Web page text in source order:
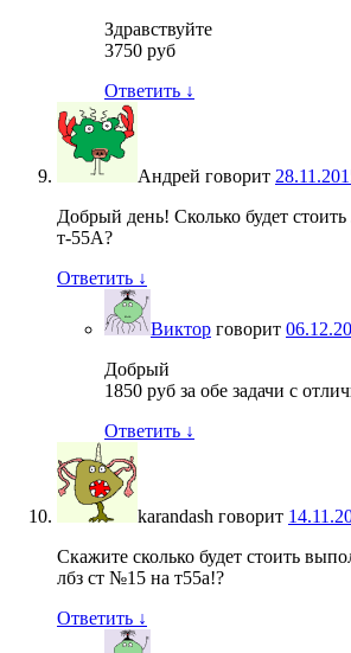
Здравствуйте
3750 руб
Ответить ↓
Андрей говорит
Добрый день! Сколько будет
т-55А?
Ответить ↓
Виктор говорит
Добрый
1850 руб за обе задачи с
Ответить ↓
karandash говорит
Скажите сколько будет стоить
лбз ст №15 на т55а!?
Ответить ↓